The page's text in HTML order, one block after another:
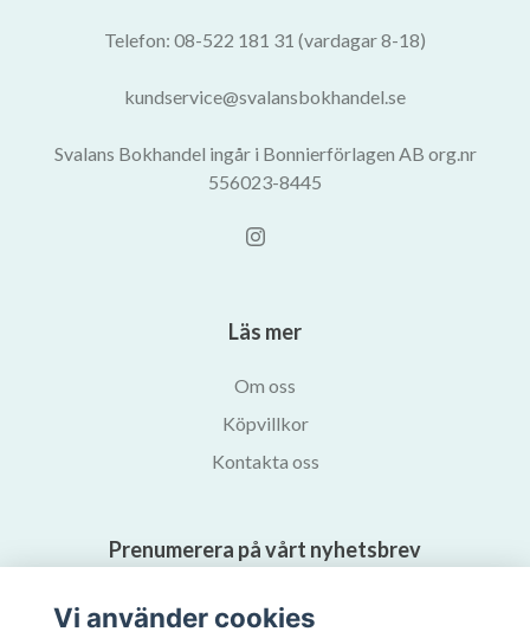
Telefon: 08-522 181 31 (vardagar 8-18)
kundservice@svalansbokhandel.se
Svalans Bokhandel ingår i Bonnierförlagen AB org.nr
556023-8445
Läs mer
Om oss
Köpvillkor
Kontakta oss
Prenumerera på vårt nyhetsbrev
Vi använder cookies